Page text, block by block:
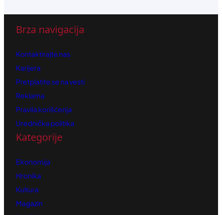
Brza navigacija
Kontaktirajte nas
Karijera
Pretplatite se na vesti
Reklama
Pravila korišćenja
Urednička politika
Kategorije
Ekonomija
Hronika
Kultura
Magazin